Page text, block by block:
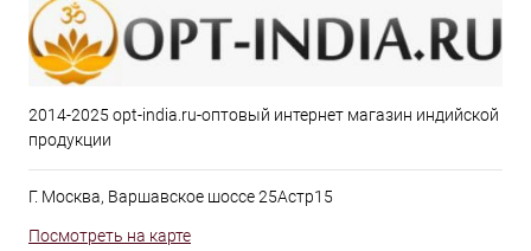
2014-2025 opt-india.ru-оптовый интернет магазин индийской
продукции
Г. Москва, Варшавское шоссе 25Астр15
Посмотреть на карте